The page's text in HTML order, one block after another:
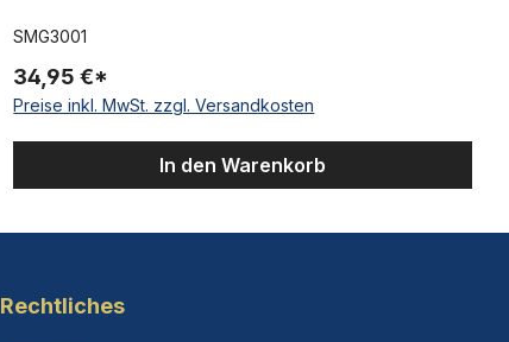
SMG3001
34,95 €*
Preise inkl. MwSt. zzgl. Versandkosten
In den Warenkorb
Rechtliches